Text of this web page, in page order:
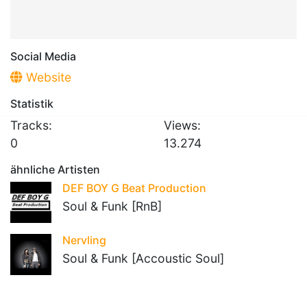
Social Media
Website
Statistik
Tracks:
0
Views:
13.274
ähnliche Artisten
DEF BOY G Beat Production
Soul & Funk [RnB]
Nervling
Soul & Funk [Accoustic Soul]